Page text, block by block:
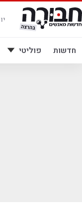
דלג
לתוכן
חדשות פוליטי